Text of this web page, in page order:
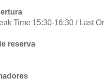
Time 15:30-16:30 / Last
reserva